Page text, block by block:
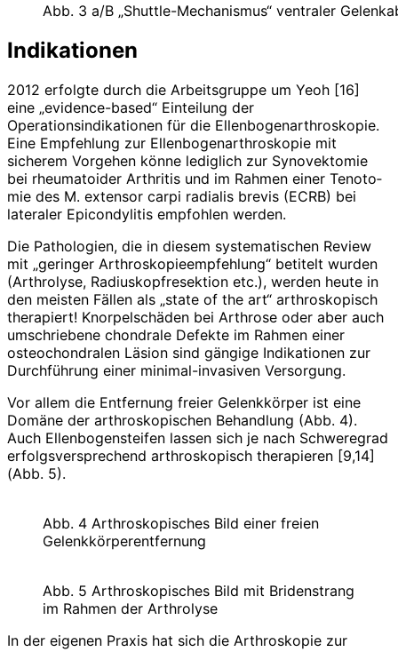
Abb. 3 a/B „Shuttle-Mechanismus“ ventraler
Indikationen
2012 erfolgte durch die Arbeitsgruppe um Yeoh [16]
eine „evidence-based“ Einteilung der
Operationsindikationen für die Ellenbogenarthroskopie.
Eine Empfehlung zur Ellenbogenarthroskopie mit
sicherem Vorgehen könne lediglich zur Synovektomie
bei rheumatoider Arthritis und im Rahmen einer Tenoto­
mie des M. extensor carpi radialis brevis (ECRB) bei
lateraler Epicondylitis empfohlen werden.
Die Pathologien, die in diesem systematischen Review
mit „geringer Arthro­skopieempfehlung“ betitelt wurden
(Arthrolyse, Radiuskopfresektion etc.), werden heute in
den meisten Fällen als „state of the art“ arthroskopisch
therapiert! Knorpelschäden bei Arthrose oder aber auch
umschriebene chondrale Defekte im Rahmen einer
osteochondralen Läsion sind gängige Indikationen zur
Durchführung einer minimal-invasiven Versorgung.
Vor allem die Entfernung freier Gelenkkörper ist eine
Domäne der arthro­­­­sko­pischen Behandlung (Abb. 4).
Auch Ellenbogensteifen lassen sich je nach Schweregrad
erfolgsversprechend ar­thro­s­kopisch therapieren [9,14]
(Abb. 5).
Abb. 4 Arthroskopisches Bild einer freien
Gelenkkörperentfernung
Abb. 5 Arthroskopisches Bild mit Bridenstrang
im Rahmen der Arthrolyse
In der eigenen Praxis hat sich die Arthro­skopie zur